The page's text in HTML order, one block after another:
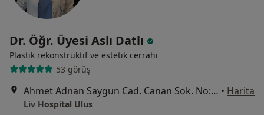
Dr. Öğr. Üyesi Aslı Datlı
Plastik rekonstrüktif ve estetik cerrahi
53 görüş
Ahmet Adnan Saygun Cad. Canan Sok. No:5 Ulus, Beşiktaş • Harita
Liv Hospital Ulus